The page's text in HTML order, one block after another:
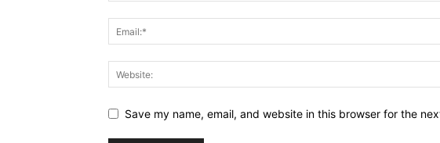
Save my name, email, and website in this browser for the